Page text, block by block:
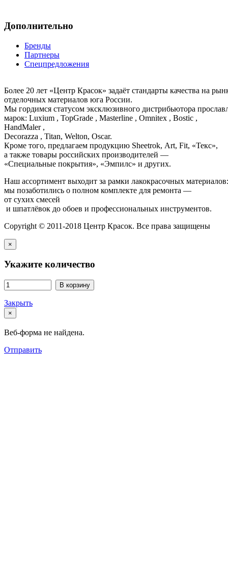
Дополнительно
Бренды
Партнеры
Спецпредложения
Более 20 лет «Центр Красок» задаёт стандарты качества на
отделочных материалов юга России.
Мы гордимся статусом эксклюзивного дистрибьютора
марок: Luxium , TopGrade , Masterline , Omnitex , Bostic ,
HandMaler ,
Decorazza , Titan, Welton, Oscar.
Кроме того, предлагаем продукцию Sheetrok, Art, Fit, «Текс»,
а также товары российских производителей —
«Специальные покрытия», «Эмпилс» и других.
Наш ассортимент выходит за рамки лакокрасочных
мы позаботились о полном комплекте для ремонта —
от сухих смесей
и шпатлёвок до обоев и профессиональных инструментов.
Copyright © 2011-2018 Центр Красок. Все права защищены
×
Укажите количество
В корзину
Закрыть
×
Веб-форма не найдена.
Отправить